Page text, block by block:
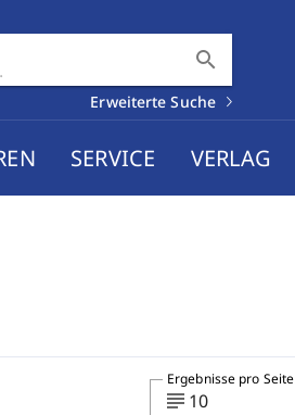
search
Erweiterte Suche
SERVICE VERLAG
subject 10
Ergebnisse pro Seite